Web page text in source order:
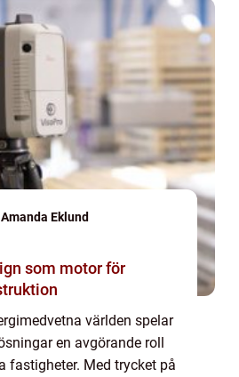
Amanda Eklund
som motor för
världen spelar
en avgörande roll
fastigheter. Med trycket på